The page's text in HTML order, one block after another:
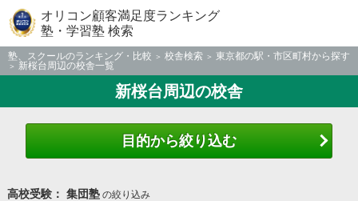
オリコン顧客満足度ランキング
塾・学習塾 検索
塾、スクールのランキング・比較 校舎検索
東京都の駅・市区町村から探す
新桜台周辺の校舎一覧
新桜台周辺の校舎
目的から絞り込む
高校受験： 集団塾の絞り込み